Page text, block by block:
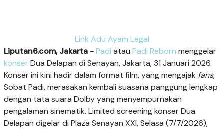
Link Adu Ayam Legal
Liputan6.com, Jakarta -Padi atau Padi Reborn menggelar
konserDua Delapan di Senayan, Jakarta, 31 Januari 2026.
Konser ini kini hadir dalam format film, yang mengajak fans,
Sobat Padi, merasakan kembali suasana panggung lengkap
dengan tata suara Dolby yang menyempurnakan
pengalaman sinematik. Limited screening konser Dua
Delapan digelar di Plaza Senayan XXI, Selasa (7/7/2026),